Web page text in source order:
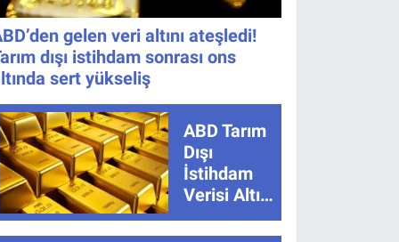
gelen veri altını ateşledi!
dışı istihdam sonrası ons
sert yükseliş
ABD Tarım
Dışı
İstihdam
Verisi Altını
Nasıl
Etkiler?